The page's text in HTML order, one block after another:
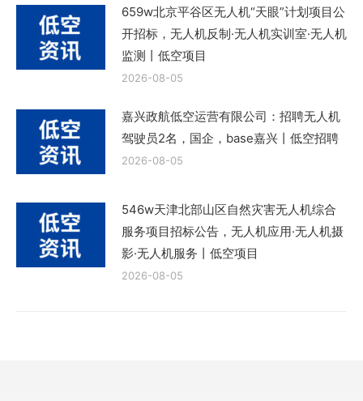
659w北京平谷区无人机“天眼”计划项目公
开招标，无人机反制·无人机实训室·无人机
监测丨低空项目
2026-08-05
嘉兴政航低空运营有限公司：招聘无人机
驾驶员2名，国企，base嘉兴丨低空招聘
2026-08-05
546w天津北部山区自然灾害无人机综合
服务项目招标公告，无人机应用·无人机摄
影·无人机服务丨低空项目
2026-08-05